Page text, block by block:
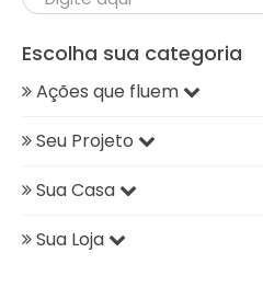
Escolha sua categoria
Ações que fluem
Seu Projeto
Sua Casa
Sua Loja